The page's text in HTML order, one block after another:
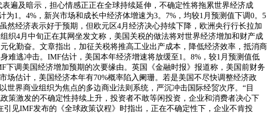
遍及暗示，担心情感正正在全球持续延伸，不确定性将拖累世界经济成
1。4%，新兴市场和成长中经济体增速为3。7%，均较1月预测值下调0。5
然经济表示好于预期，但欧元区4月经济决心持续下降，欧洲央行行长拉加
织4月中旬正在其网坐发文称，美国关税的做法将对世界经济增加和财产成
化勤奋。文章指出，加征关税将推高工业出产成本，降低经济效率，抵消商
难逃冲击。IMF估计，美国本年经济增速将放缓至1。8%，较1月预测值低
调美国经济增加预期的次要缘由。英国《金融时报》报道称，美国前财务
估计，美国经济本年有70%概率陷入阑珊。若是美国不尽快调整经济政
界商业组织为焦点的多边商业法则系统，严沉冲击国际经贸次序。“目
策激发的不确定性持续上升，投资者不敢等闲投资，企业和消费者决心下
见IMF发布的《全球政策议程》时指出，正在不确定性下，企业不肯投